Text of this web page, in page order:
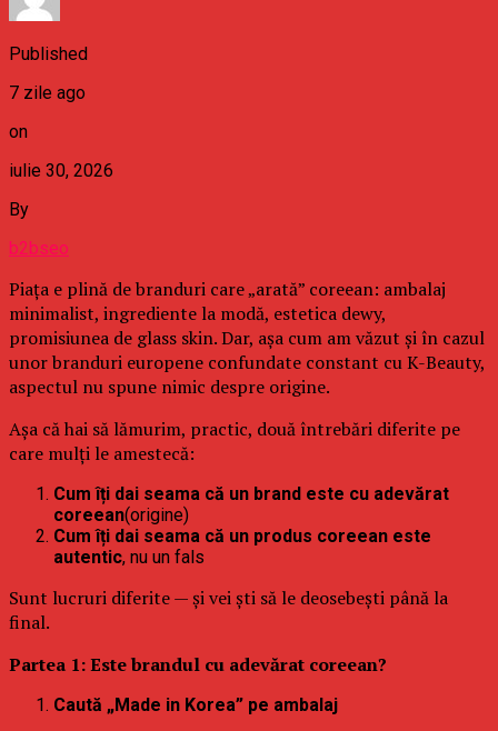
Published
7 zile ago
on
iulie 30, 2026
By
b2bseo
Piața e plină de branduri care „arată” coreean: ambalaj
minimalist, ingrediente la modă, estetica dewy,
promisiunea de glass skin. Dar, așa cum am văzut și în cazul
unor branduri europene confundate constant cu K-Beauty,
aspectul nu spune nimic despre origine.
Așa că hai să lămurim, practic, două întrebări diferite pe
care mulți le amestecă:
Cum îți dai seama că un brand este cu adevărat
coreean(origine)
Cum îți dai seama că un produs coreean este
autentic, nu un fals
Sunt lucruri diferite — și vei ști să le deosebești până la
final.
Partea 1: Este brandul cu adevărat coreean?
Caută „Made in Korea” pe ambalaj